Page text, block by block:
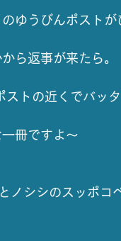
ゆうびんポストが
ら返事が来たら。
トの近くでバッ
冊ですよ～
ノシシのスッポコ